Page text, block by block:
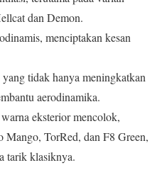
dan Demon.
menciptakan kesan
tidak hanya meningkatkan
aerodinamika.
eksterior mencolok,
Mango, TorRed, dan F8 Green,
tarik klasiknya.